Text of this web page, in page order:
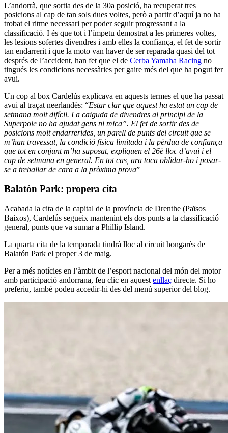
L’andorrà, que sortia des de la 30a posició, ha recuperat tres
posicions al cap de tan sols dues voltes, però a partir d’aquí ja no ha
trobat el ritme necessari per poder seguir progressant a la
classificació. I és que tot i l’ímpetu demostrat a les primeres voltes,
les lesions sofertes divendres i amb elles la confiança, el fet de sortir
tan endarrerit i que la moto van haver de ser reparada quasi del tot
després de l’accident, han fet que el de Cerba Yamaha Racing no
tingués les condicions necessàries per gaire més del que ha pogut fer
avui.
Un cop al box Cardelús explicava en aquests termes el que ha passat
avui al traçat neerlandès: “Estar clar que aquest ha estat un cap de
setmana molt difícil. La caiguda de divendres al principi de la
Superpole no ha ajudat gens ni mica”. El fet de sortir des de
posicions molt endarrerides, un parell de punts del circuit que se
m’han travessat, la condició física limitada i la pèrdua de confiança
que tot en conjunt m’ha suposat, expliquen el 26è lloc d’avui i el
cap de setmana en general. En tot cas, ara toca oblidar-ho i posar-
se a treballar de cara a la pròxima prova”
Balatón Park: propera cita
Acabada la cita de la capital de la província de Drenthe (Països
Baixos), Cardelús segueix mantenint els dos punts a la classificació
general, punts que va sumar a Phillip Island.
La quarta cita de la temporada tindrà lloc al circuit hongarès de
Balatón Park el proper 3 de maig.
Per a més notícies en l’àmbit de l’esport nacional del món del motor
amb participació andorrana, feu clic en aquest enllaç directe. Si ho
preferiu, també podeu accedir-hi des del menú superior del blog.